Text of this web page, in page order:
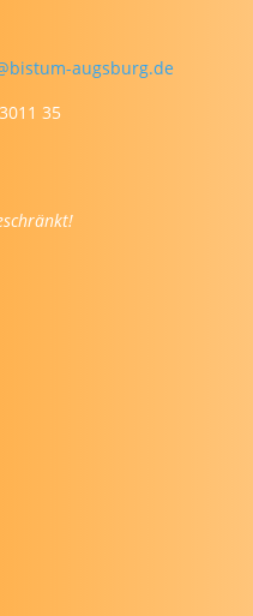
augsburg.de
35